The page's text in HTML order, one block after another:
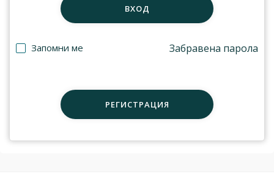
ВХОД
Запомни ме Забравена парола
РЕГИСТРАЦИЯ